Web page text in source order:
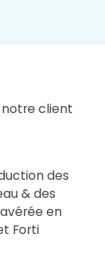
client
des
& des
en
Forti